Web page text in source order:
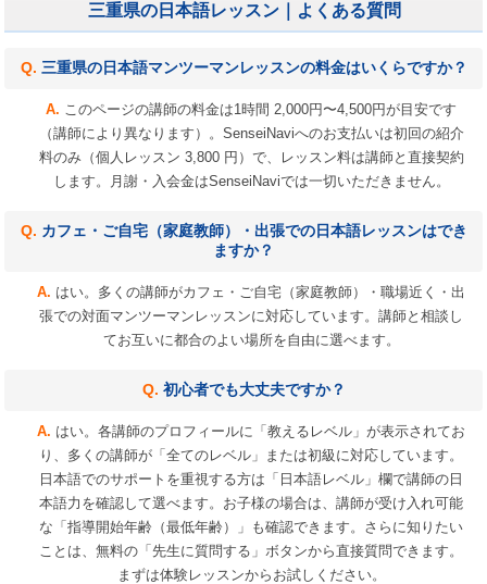
三重県の日本語レッスン｜よくある質問
三重県の日本語マンツーマンレッスンの料金はいくらですか？
このページの講師の料金は1時間 2,000円〜4,500円が目安です
（講師により異なります）。SenseiNaviへのお支払いは初回の紹介
料のみ（個人レッスン 3,800 円）で、レッスン料は講師と直接契約
します。月謝・入会金はSenseiNaviでは一切いただきません。
カフェ・ご自宅（家庭教師）・出張での日本語レッスンはでき
ますか？
はい。多くの講師がカフェ・ご自宅（家庭教師）・職場近く・出
張での対面マンツーマンレッスンに対応しています。講師と相談し
てお互いに都合のよい場所を自由に選べます。
初心者でも大丈夫ですか？
はい。各講師のプロフィールに「教えるレベル」が表示されてお
り、多くの講師が「全てのレベル」または初級に対応しています。
日本語でのサポートを重視する方は「日本語レベル」欄で講師の日
本語力を確認して選べます。お子様の場合は、講師が受け入れ可能
な「指導開始年齢（最低年齢）」も確認できます。さらに知りたい
ことは、無料の「先生に質問する」ボタンから直接質問できます。
まずは体験レッスンからお試しください。